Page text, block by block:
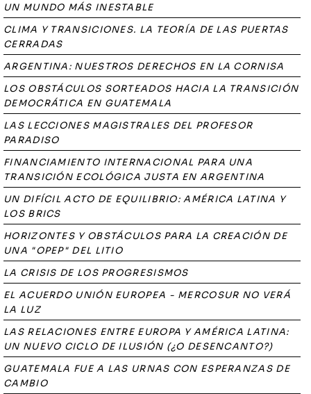
UN MUNDO MÁS INESTABLE
CLIMA Y TRANSICIONES. LA TEORÍA DE LAS PUERTAS
CERRADAS
ARGENTINA: NUESTROS DERECHOS EN LA CORNISA
LOS OBSTÁCULOS SORTEADOS HACIA LA TRANSICIÓN
DEMOCRÁTICA EN GUATEMALA
LAS LECCIONES MAGISTRALES DEL PROFESOR
PARADISO
FINANCIAMIENTO INTERNACIONAL PARA UNA
TRANSICIÓN ECOLÓGICA JUSTA EN ARGENTINA
UN DIFÍCIL ACTO DE EQUILIBRIO: AMÉRICA LATINA Y
LOS BRICS
HORIZONTES Y OBSTÁCULOS PARA LA CREACIÓN DE
UNA "OPEP" DEL LITIO
LA CRISIS DE LOS PROGRESISMOS
EL ACUERDO UNIÓN EUROPEA - MERCOSUR NO VERÁ
LA LUZ
LAS RELACIONES ENTRE EUROPA Y AMÉRICA LATINA:
UN NUEVO CICLO DE ILUSIÓN (¿O DESENCANTO?)
GUATEMALA FUE A LAS URNAS CON ESPERANZAS DE
CAMBIO